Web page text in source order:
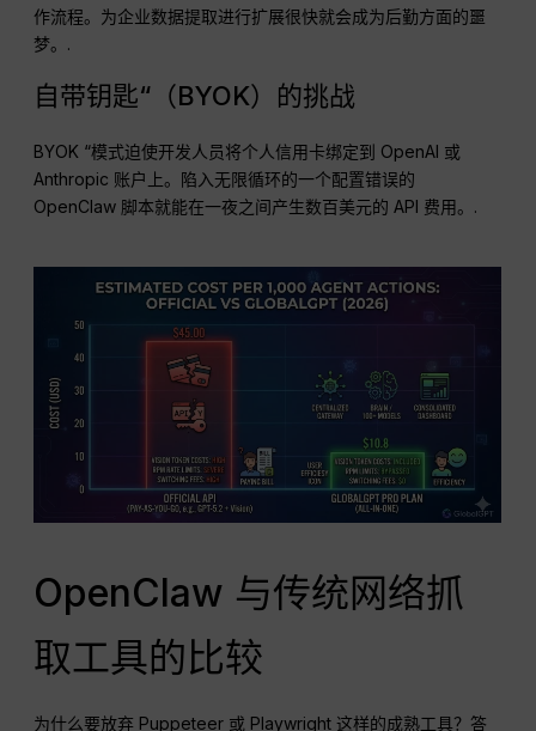
作流程。为企业数据提取进行扩展很快就会成为后勤方面的噩
梦。.
自带钥匙“（BYOK）的挑战
BYOK “模式迫使开发人员将个人信用卡绑定到 OpenAI 或
Anthropic 账户上。陷入无限循环的一个配置错误的
OpenClaw 脚本就能在一夜之间产生数百美元的 API 费用。.
OpenClaw 与传统网络抓
取工具的比较
为什么要放弃 Puppeteer 或 Playwright 这样的成熟工具？答